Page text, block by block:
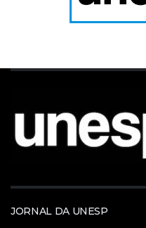
JORNAL DA UNESP